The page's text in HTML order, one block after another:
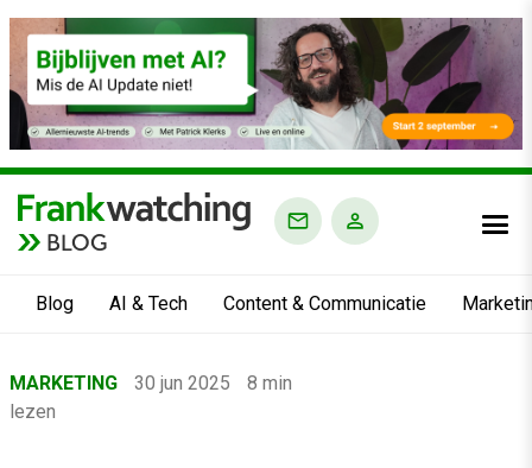
BLOG
Blog AI & Tech Content & Communicatie
›MARKETING 30 jun 2025
8 min
lezen